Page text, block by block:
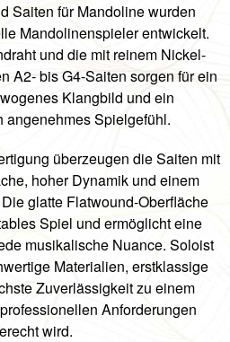
Saiten für Mandoline wurden
Mandolinenspieler entwickelt.
und die mit reinem Nickel-
A2- bis G4-Saiten sorgen für ein
Klangbild und ein
Spielgefühl.
überzeugen die Saiten mit
hoher Dynamik und einem
glatte Flatwound-Oberfläche
Spiel und ermöglicht eine
musikalische Nuance. Soloist
Materialien, erstklassige
Zuverlässigkeit zu einem
Anforderungen
wird.